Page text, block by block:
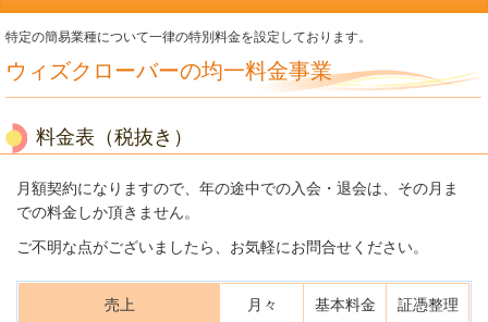
特定の簡易業種について一律の特別料金を設定しております。
ウィズクローバーの均一料金事業
料金表 （税抜き）
月額契約になりますので、年の途中での入会・退会は、その月ま
での料金しか頂きません。
ご不明な点がございましたら、お気軽にお問合せください。
売上 月々 基本料金 証憑整理